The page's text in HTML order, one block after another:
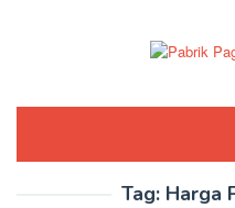
Tag: Harga